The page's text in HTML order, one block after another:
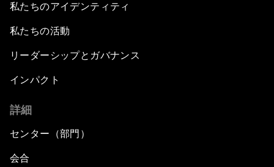
私たちのアイデンティティ
私たちの活動
リーダーシップとガバナンス
インパクト
詳細
センター（部門）
会合